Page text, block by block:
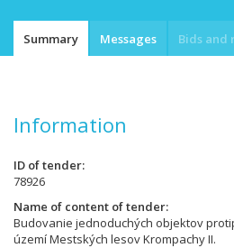
Summary Messages
Information
ID of tender
78926
Name of content of tender
Budovanie jednoduchých objektov
území Mestských lesov Krompachy II.